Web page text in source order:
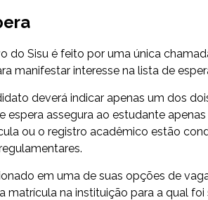
do Sisu é feito por uma única
manifestar interesse na lista de
deverá indicar apenas um dos
espera assegura ao estudante
ou o registro acadêmico estão
em uma de suas opções de
matrícula na instituição para a qual foi